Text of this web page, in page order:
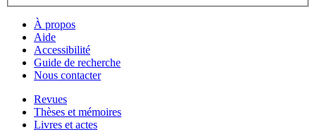
À propos
Aide
Accessibilité
Guide de recherche
Nous contacter
Revues
Thèses et mémoires
Livres et actes